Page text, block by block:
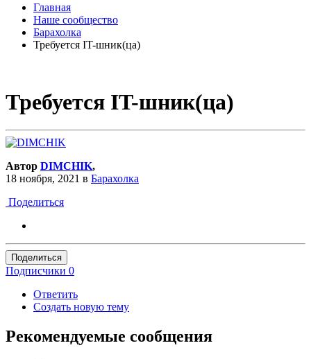
Главная
Наше сообщество
Барахолка
Требуется IT-шник(ца)
Требуется IT-шник(ца)
Автор DIMCHIK,
18 ноября, 2021 в Барахолка
Поделиться
Поделиться
Подписчики 0
Ответить
Создать новую тему
Рекомендуемые сообщения